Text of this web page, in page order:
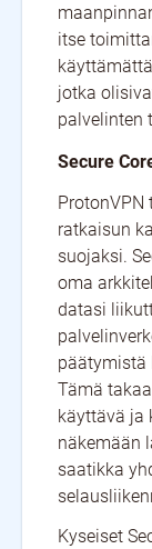
itse
jotka
palvelinten
Secure
ratkaisun
suojaksi.
oma
datasi
päätymistä
Tämä
käyttävä ja
näkemään
saatikka
Kyseiset